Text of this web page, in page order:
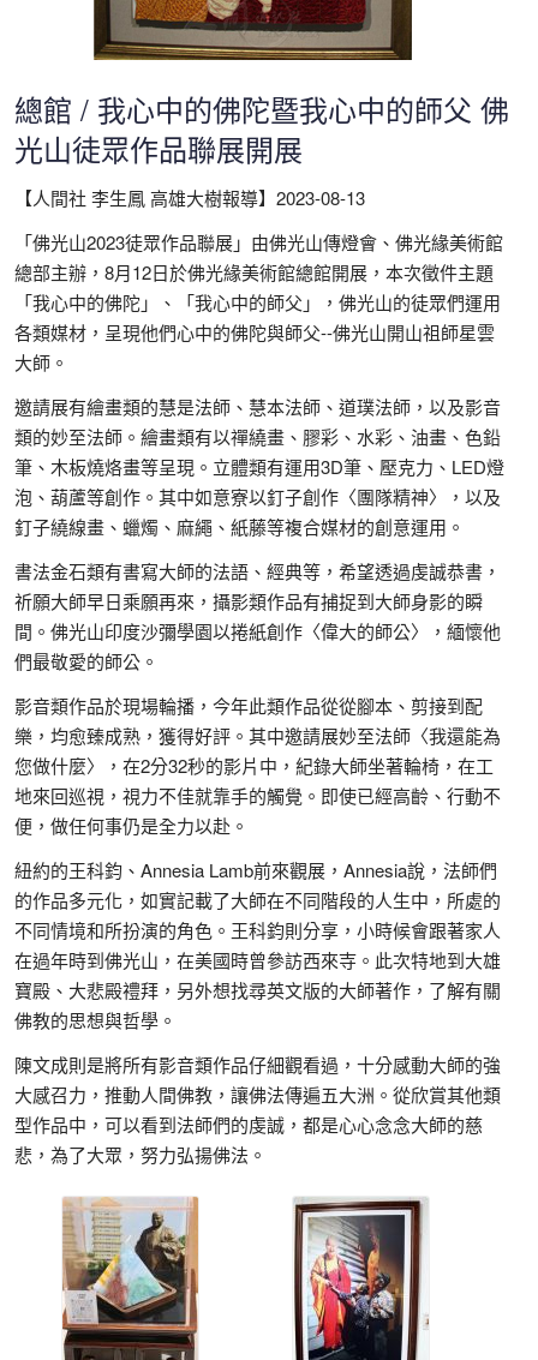
總館 / 我心中的佛陀暨我心中的師父 佛
光山徒眾作品聯展開展
【人間社 李生鳳 高雄大樹報導】2023-08-13
「佛光山2023徒眾作品聯展」由佛光山傳燈會、佛光緣美術館
總部主辦，8月12日於佛光緣美術館總館開展，本次徵件主題
「我心中的佛陀」、「我心中的師父」，佛光山的徒眾們運用
各類媒材，呈現他們心中的佛陀與師父--佛光山開山祖師星雲
大師。
邀請展有繪畫類的慧是法師、慧本法師、道璞法師，以及影音
類的妙至法師。繪畫類有以禪繞畫、膠彩、水彩、油畫、色鉛
筆、木板燒烙畫等呈現。立體類有運用3D筆、壓克力、LED燈
泡、葫蘆等創作。其中如意寮以釘子創作〈團隊精神〉，以及
釘子繞線畫、蠟燭、麻繩、紙藤等複合媒材的創意運用。
書法金石類有書寫大師的法語、經典等，希望透過虔誠恭書，
祈願大師早日乘願再來，攝影類作品有捕捉到大師身影的瞬
間。佛光山印度沙彌學園以捲紙創作〈偉大的師公〉，緬懷他
們最敬愛的師公。
影音類作品於現場輪播，今年此類作品從從腳本、剪接到配
樂，均愈臻成熟，獲得好評。其中邀請展妙至法師〈我還能為
您做什麼〉，在2分32秒的影片中，紀錄大師坐著輪椅，在工
地來回巡視，視力不佳就靠手的觸覺。即使已經高齡、行動不
便，做任何事仍是全力以赴。
紐約的王科鈞、Annesia Lamb前來觀展，Annesia說，法師們
的作品多元化，如實記載了大師在不同階段的人生中，所處的
不同情境和所扮演的角色。王科鈞則分享，小時候會跟著家人
在過年時到佛光山，在美國時曾參訪西來寺。此次特地到大雄
寶殿、大悲殿禮拜，另外想找尋英文版的大師著作，了解有關
佛教的思想與哲學。
陳文成則是將所有影音類作品仔細觀看過，十分感動大師的強
大感召力，推動人間佛教，讓佛法傳遍五大洲。從欣賞其他類
型作品中，可以看到法師們的虔誠，都是心心念念大師的慈
悲，為了大眾，努力弘揚佛法。